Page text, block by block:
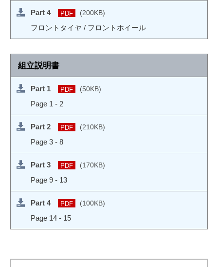
Part 4 PDF (200KB)
フロントタイヤ / フロントホイール
組立説明書
Part 1 PDF (50KB)
Page 1 - 2
Part 2 PDF (210KB)
Page 3 - 8
Part 3 PDF (170KB)
Page 9 - 13
Part 4 PDF (100KB)
Page 14 - 15